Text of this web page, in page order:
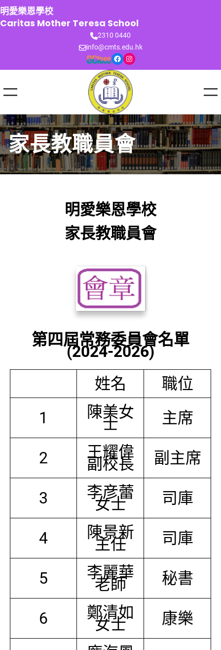
跳
至
主
明愛樂恩學校
Caritas Mother Teresa School
2310 0440
info@cmts.edu.hk
Facebook Instagram
家長教職員會
明愛樂恩學校
家長教職員會
第四屆常務委員會名單
(2024-2026)
姓名
職位
1
陳美女
士 主席
2 王耀偉
副校長 副主席
3 李彦蕾
女士 司庫
4 陳景新
主任 司庫
5 李麗華
老師 秘書
6 鄭清如
女士 康樂